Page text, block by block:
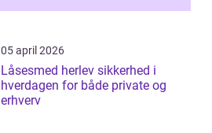
05 april 2026
Låsesmed herlev sikkerhed i
hverdagen for både private og
erhverv